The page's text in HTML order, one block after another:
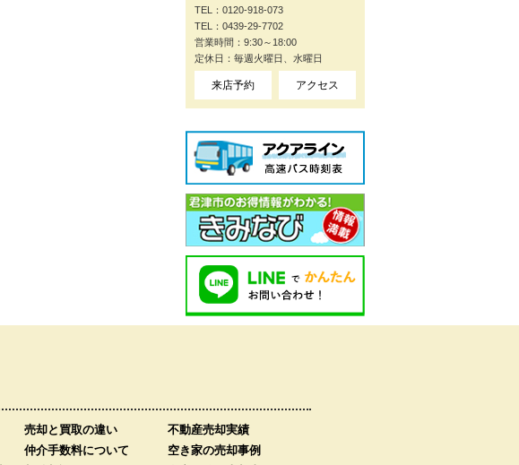
TEL：0120-918-073
TEL：0439-29-7702
営業時間：9:30～18:00
定休日：毎週火曜日、水曜日
来店予約 アクセス
売却と買取の違い
仲介手数料について
不動産売却実績
空き家の売却事例